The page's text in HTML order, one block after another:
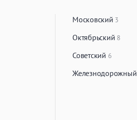
Московский 3
Октябрьский 8
Советский 6
Железнодорожный